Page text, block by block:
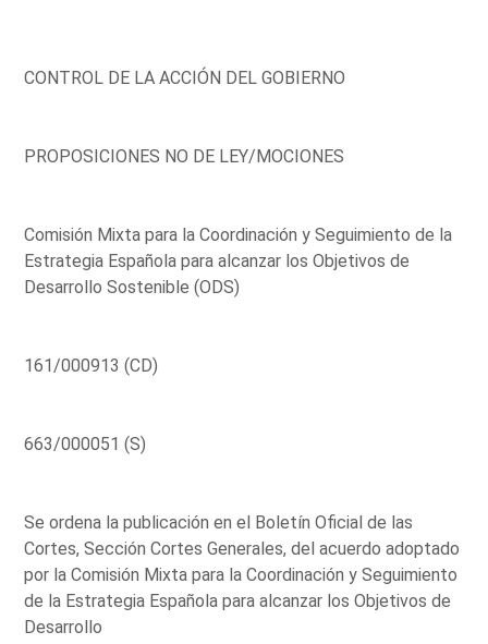
CONTROL DE LA ACCIÓN DEL GOBIERNO
PROPOSICIONES NO DE LEY/MOCIONES
Comisión Mixta para la Coordinación y Seguimiento de la
Estrategia Española para alcanzar los Objetivos de
Desarrollo Sostenible (ODS)
161/000913 (CD)
663/000051 (S)
Se ordena la publicación en el Boletín Oficial de las
Cortes, Sección Cortes Generales, del acuerdo adoptado
por la Comisión Mixta para la Coordinación y Seguimiento
de la Estrategia Española para alcanzar los Objetivos de
Desarrollo